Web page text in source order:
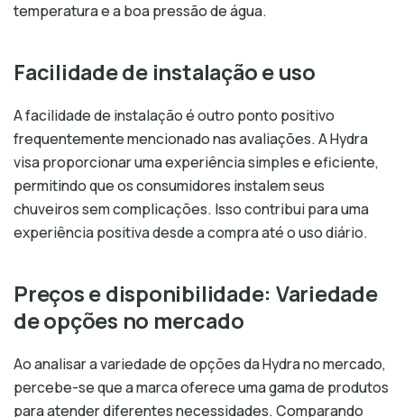
temperatura e a boa pressão de água.
Facilidade de instalação e uso
A facilidade de instalação é outro ponto positivo
frequentemente mencionado nas avaliações. A Hydra
visa proporcionar uma experiência simples e eficiente,
permitindo que os consumidores instalem seus
chuveiros sem complicações. Isso contribui para uma
experiência positiva desde a compra até o uso diário.
Preços e disponibilidade: Variedade
de opções no mercado
Ao analisar a variedade de opções da Hydra no mercado,
percebe-se que a marca oferece uma gama de produtos
para atender diferentes necessidades. Comparando